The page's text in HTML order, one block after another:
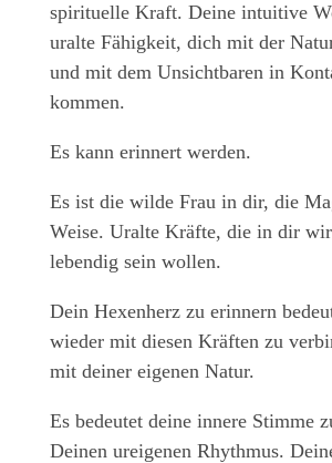
spirituelle Kraft. Deine intuitive
uralte Fähigkeit, dich mit der
und mit dem Unsichtbaren in
kommen.
Es kann erinnert werden.
Es ist die wilde Frau in dir, die
Weise. Uralte Kräfte, die in dir
lebendig sein wollen.
Dein Hexenherz zu erinnern
wieder mit diesen Kräften zu
mit deiner eigenen Natur.
Es bedeutet deine innere Stimme
Deinen ureigenen Rhythmus.